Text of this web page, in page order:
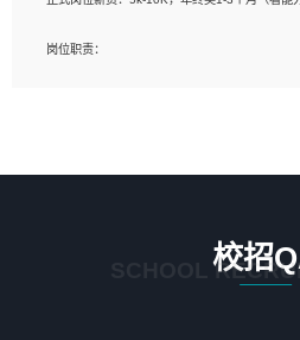
1、艺术设计类相关专业；（其中需求分析顾问不
岗位职责：
2. 熟悉 前端常用框架, 能独立完成设计给予的 UI
3. 有良好的代码习惯, 低级错误出现频率低;
校招
SCHOOL